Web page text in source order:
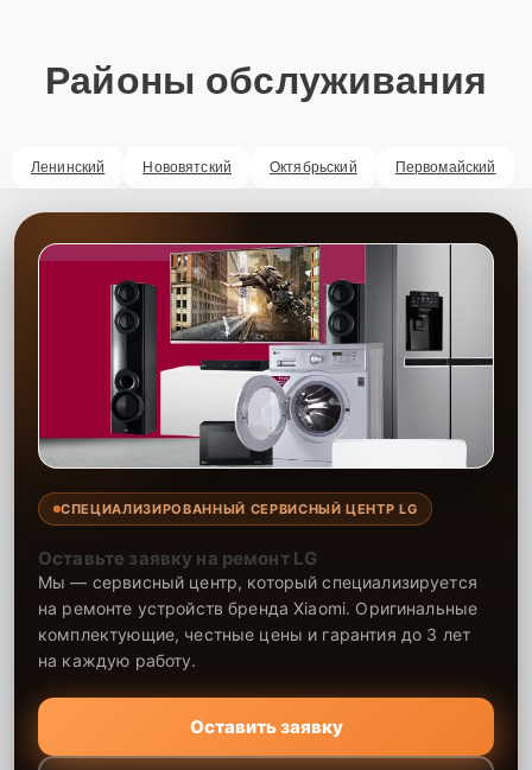
Районы обслуживания
Ленинский Нововятский Октябрьский Первомайский
СПЕЦИАЛИЗИРОВАННЫЙ СЕРВИСНЫЙ ЦЕНТР LG
Оставьте заявку на ремонт LG
Мы — сервисный центр, который специализируется
на ремонте устройств бренда Xiaomi. Оригинальные
комплектующие, честные цены и гарантия до 3 лет
на каждую работу.
Оставить заявку